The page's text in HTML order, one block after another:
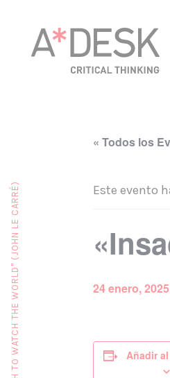
« Todos los
Este evento
24 enero,
Añadir